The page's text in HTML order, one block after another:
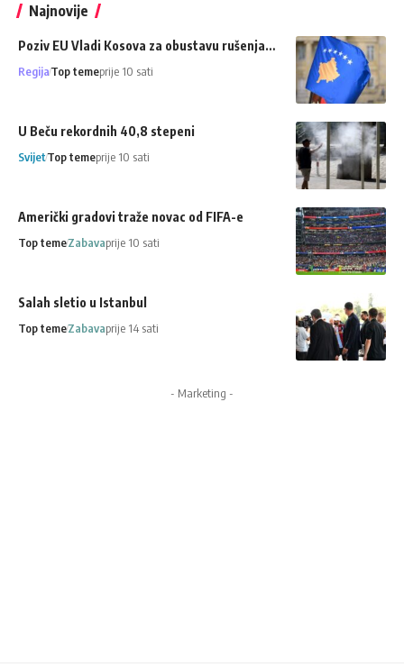
Najnovije
Poziv EU Vladi Kosova za obustavu rušenja…
RegijaTop temeprije 10 sati
U Beču rekordnih 40,8 stepeni
SvijetTop temeprije 10 sati
Američki gradovi traže novac od FIFA-e
Top temeZabavaprije 10 sati
Salah sletio u Istanbul
Top temeZabavaprije 14 sati
- Marketing -